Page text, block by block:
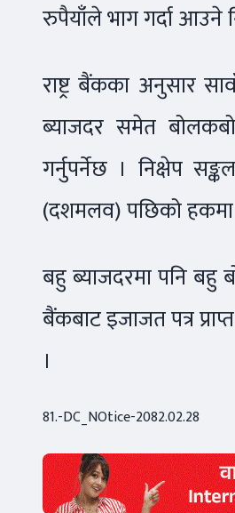
रुपैयाँले भाग गर्दा आउने
राष्ट्र बैंकका अनुसार
ब्याजदर समेत
गर्नुपर्नेछ । निक्षेप
(दशमलव) पछिको
बहु ब्याजदरमा पनि बहु
बैंकबाट इजाजत पत्र
।
81.-DC_NOtice-2082.02.28